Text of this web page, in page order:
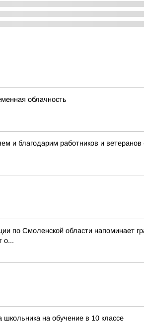
облачность
и благодарим работников и ветеранов
по Смоленской области
о...
на обучение в 10 классе